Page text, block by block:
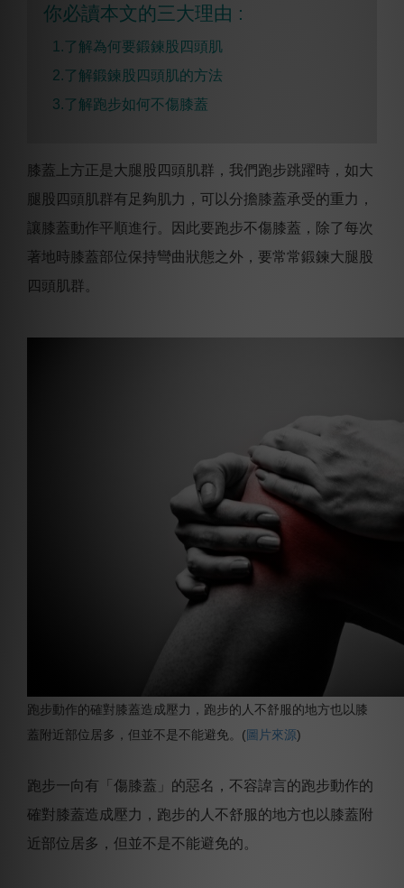
你必讀本文的三大理由 :
1.了解為何要鍛鍊股四頭肌
2.了解鍛鍊股四頭肌的方法
3.了解跑步如何不傷膝蓋
膝蓋上方正是大腿股四頭肌群，我們跑步跳躍時，如大
腿股四頭肌群有足夠肌力，可以分擔膝蓋承受的重力，
讓膝蓋動作平順進行。因此要跑步不傷膝蓋，除了每次
著地時膝蓋部位保持彎曲狀態之外，要常常鍛鍊大腿股
四頭肌群。
跑步動作的確對膝蓋造成壓力，跑步的人不舒服的地方也以膝
蓋附近部位居多，但並不是不能避免。(圖片來源)
跑步一向有「傷膝蓋」的惡名，不容諱言的跑步動作的
確對膝蓋造成壓力，跑步的人不舒服的地方也以膝蓋附
近部位居多，但並不是不能避免的。